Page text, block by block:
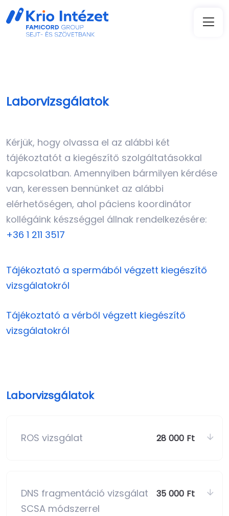
Laborvizsgálatok
Kérjük, hogy olvassa el az alábbi két
tájékoztatót a kiegészítő szolgáltatásokkal
kapcsolatban. Amennyiben bármilyen kérdése
van, keressen bennünket az alábbi
elérhetőségen, ahol páciens koordinátor
kollégáink készséggel állnak rendelkezésére:
+36 1 211 3517
Tájékoztató a spermából végzett kiegészítő
vizsgálatokról
Tájékoztató a vérből végzett kiegészítő
vizsgálatokról
Laborvizsgálatok
ROS vizsgálat 28 000 Ft
DNS fragmentáció vizsgálat
SCSA módszerrel
35 000 Ft